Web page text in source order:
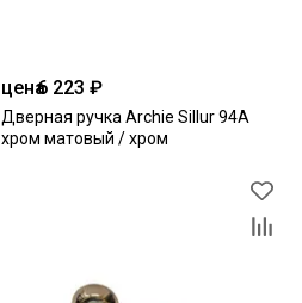
цена6 223 ₽
Дверная ручка Archie Sillur 94A
хром матовый / хром